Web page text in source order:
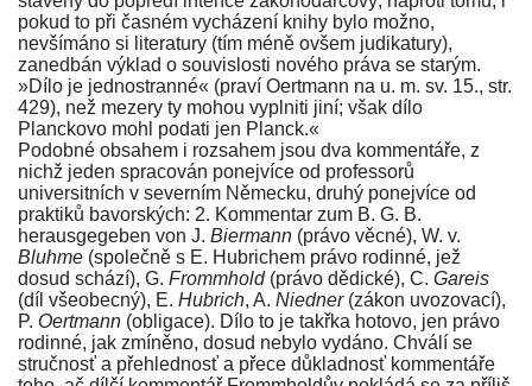
pokud to při časném vycházení knihy bylo možno,
nevšímáno si literatury (tím méně ovšem judikatury),
zanedbán výklad o souvislosti nového práva se starým.
»Dílo je jednostranné« (praví Oertmann na u. m. sv. 15., str.
429), než mezery ty mohou vyplniti jiní; však dílo
Planckovo mohl podati jen Planck.«
Podobné obsahem i rozsahem jsou dva kommentáře, z
nichž jeden spracován ponejvíce od professorů
universitních v severním Německu, druhý ponejvíce od
praktiků bavorských: 2. Kommentar zum B. G. B.
herausgegeben von J. Biermann (právo věcné), W. v.
Bluhme (společně s E. Hubrichem právo rodinné, jež
dosud schází), G. Frommhold (právo dědické), C. Gareis
(díl všeobecný), E. Hubrich, A. Niedner (zákon uvozovací),
P. Oertmann (obligace). Dílo to je takřka hotovo, jen právo
rodinné, jak zmíněno, dosud nebylo vydáno. Chválí se
stručnosť a přehlednosť a přece důkladnosť kommentáře